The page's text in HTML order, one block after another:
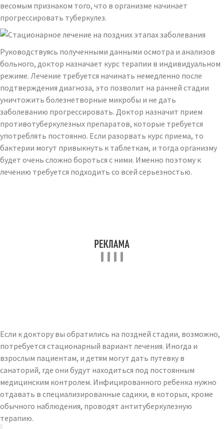
весомым признаком того, что в организме начинает
прогрессировать туберкулез.
Руководствуясь полученными данными осмотра и анализов
больного, доктор назначает курс терапии в индивидуальном
режиме. Лечение требуется начинать немедленно после
подтверждения диагноза, это позволит на ранней стадии
уничтожить болезнетворные микробы и не дать
заболеванию прогрессировать. Доктор назначит прием
противотуберкулезных препаратов, которые требуется
употреблять постоянно. Если разорвать курс приема, то
бактерии могут привыкнуть к таблеткам, и тогда организму
будет очень сложно бороться с ними. Именно поэтому к
лечению требуется подходить со всей серьезностью.
Если к доктору вы обратились на поздней стадии, возможно,
потребуется стационарный вариант лечения. Иногда и
взрослым пациентам, и детям могут дать путевку в
санаторий, где они будут находиться под постоянным
медицинским контролем. Инфицированного ребенка нужно
отдавать в специализированные садики, в которых, кроме
обычного наблюдения, проводят антитуберкулезную
терапию.